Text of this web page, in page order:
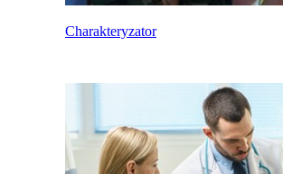
Charakteryzator